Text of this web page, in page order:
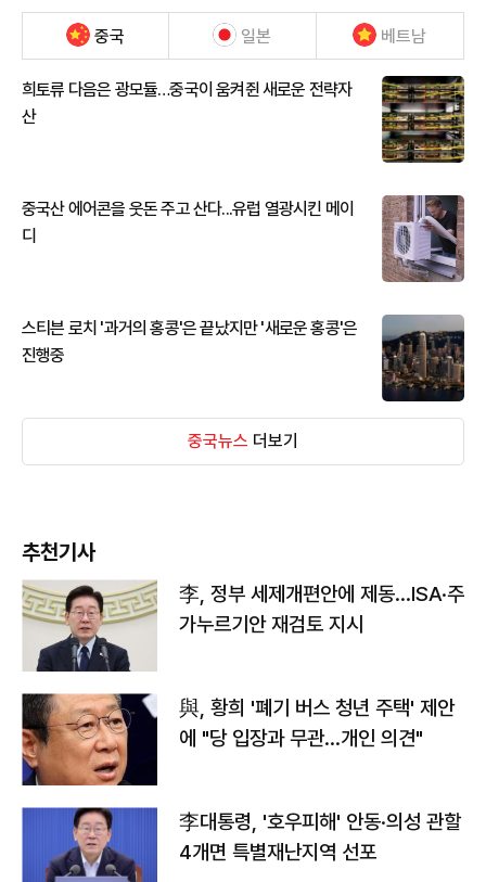
중국 일본 베트남
희토류 다음은 광모듈…중국이 움켜쥔 새로운 전략자
산
중국산 에어콘을 웃돈 주고 산다...유럽 열광시킨 메이
디
스티븐 로치 '과거의 홍콩'은 끝났지만 '새로운 홍콩'은
진행중
중국뉴스 더보기
추천기사
李, 정부 세제개편안에 제동…ISA·주
가누르기안 재검토 지시
與, 황희 '폐기 버스 청년 주택' 제안
에 "당 입장과 무관…개인 의견"
李대통령, '호우피해' 안동·의성 관할
4개면 특별재난지역 선포